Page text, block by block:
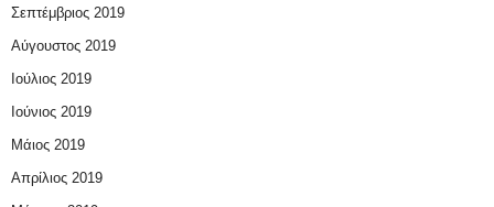
Σεπτέμβριος 2019
Αύγουστος 2019
Ιούλιος 2019
Ιούνιος 2019
Μάιος 2019
Απρίλιος 2019